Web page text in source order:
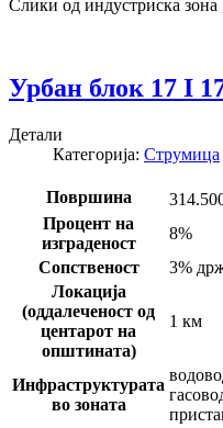
Слики од индустриска зона
Урбан блок 17 I
Детали
Категорија: Струмица
Површина
Процент на
изграденост
8%
Сопственост
3%
Локација
(оддалеченост од
центарот на
општината)
1 км
Инфраструктурата
во зоната